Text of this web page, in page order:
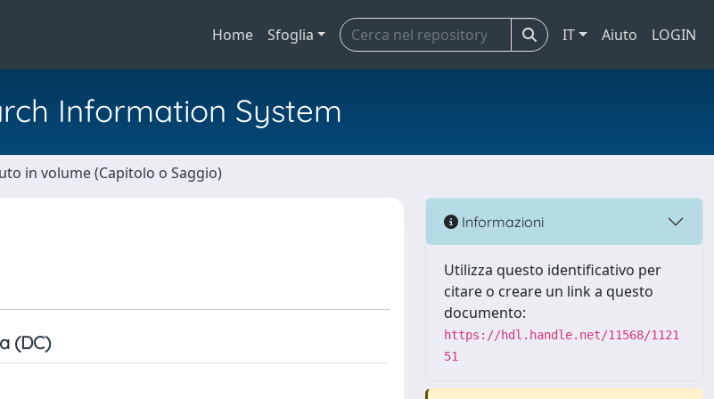
Home Sfoglia IT Aiuto LOGIN
Information System
in volume (Capitolo o Saggio)
(DC)
Informazioni
Utilizza questo identificativo per
citare o creare un link a questo
documento:
https://hdl.handle.net/11568/1121
51